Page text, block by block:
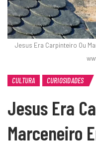
Jesus Era Carpinteiro Ou
CULTURA CURIOSIDADES
Jesus Era
Marceneiro